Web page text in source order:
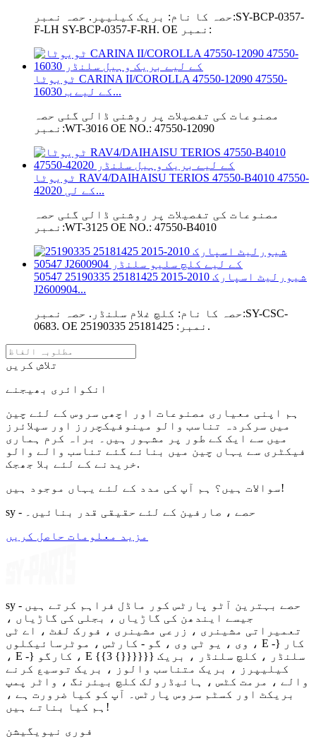
حصہ کا نام: بریک کیلیپر. حصہ نمبر:SY-BCP-0357-
F-LH SY-BCP-0357-F-RH. OE نمبر:
ٹویوٹا CARINA II/COROLLA 47550-12090 47550-
16030 کے لیے ب...
مصنوعات کی تفصیلات پر روشنی ڈالی گئی حصہ
نمبر:WT-3016 OE NO.: 47550-12090
ٹویوٹا RAV4/DAIHAISU TERIOS 47550-B4010 47550-
42020 کے لی...
مصنوعات کی تفصیلات پر روشنی ڈالی گئی حصہ
نمبر:WT-3125 OE NO.: 47550-B4010
شیورلیٹ اسپارک 2010-2015 25181425 25190335 50547
J2600904...
حصہ کا نام: کلچ غلام سلنڈر. حصہ نمبر:SY-CSC-
0683. OE نمبر: 25181425 25190335.
تلاش کریں
انکوائری بھیجنے
ہم اپنی معیاری مصنوعات اور اچھی سروس کے لئے چین
میں سرکردہ تناسب والو مینوفیکچررز اور سپلائرز
میں سے ایک کے طور پر مشہور ہیں۔ براہ کرم ہماری
فیکٹری سے یہاں چین میں بنائے گئے تناسب والے والو
خریدنے کے لئے بلا جھجک.
سوالات ہیں؟ ہم آپ کی مدد کے لئے یہاں موجود ہیں!
sy - حصے ، صارفین کے لئے حقیقی قدر بنائیں۔
مزید معلومات حاصل کریں
sy - حصے بہترین آٹو پارٹس کور ماڈل فراہم کرتے ہیں
جیسے ایندھن کی گاڑیاں ، بجلی کی گاڑیاں ،
تعمیراتی مشینری ، زرعی مشینری ، فورک لفٹ ، اے ٹی
وی ، یو ٹی وی ، گو - کارٹس ، موٹرسائیکلوں ، E -} کار
، E -} کارگو ، E {{3 {}}}}}} سلنڈر ، کلچ سلنڈر ، بریک
کیلیپرز ، بریک متناسب والوز ، بریک توسیع کرنے
والے ، مرمت کٹس ، ہائیڈرولک کلچ بیئرنگ ، واٹر پمپ
بریکٹ اور کسٹم سروس پارٹس۔ آپ کو کیا ضرورت ہے ،
ہم کیا بناتے ہیں!
فوری نیویگیشن